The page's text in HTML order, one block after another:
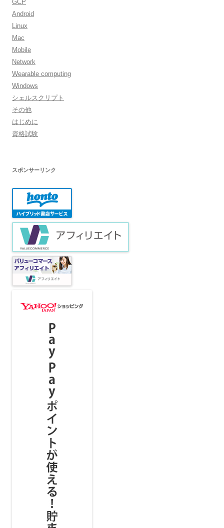
GCP
Android
Linux
Mac
Mobile
Network
Wearable computing
Windows
シェルスクリプト
その他
はじめに
資格試験
スポンサーリンク